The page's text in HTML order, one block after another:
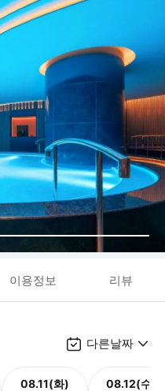
이용정보 리뷰
다른날짜
08.11(화) 08.12(수)